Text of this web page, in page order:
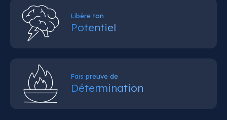
Libère ton
Potentiel
Fais preuve de
Détermination